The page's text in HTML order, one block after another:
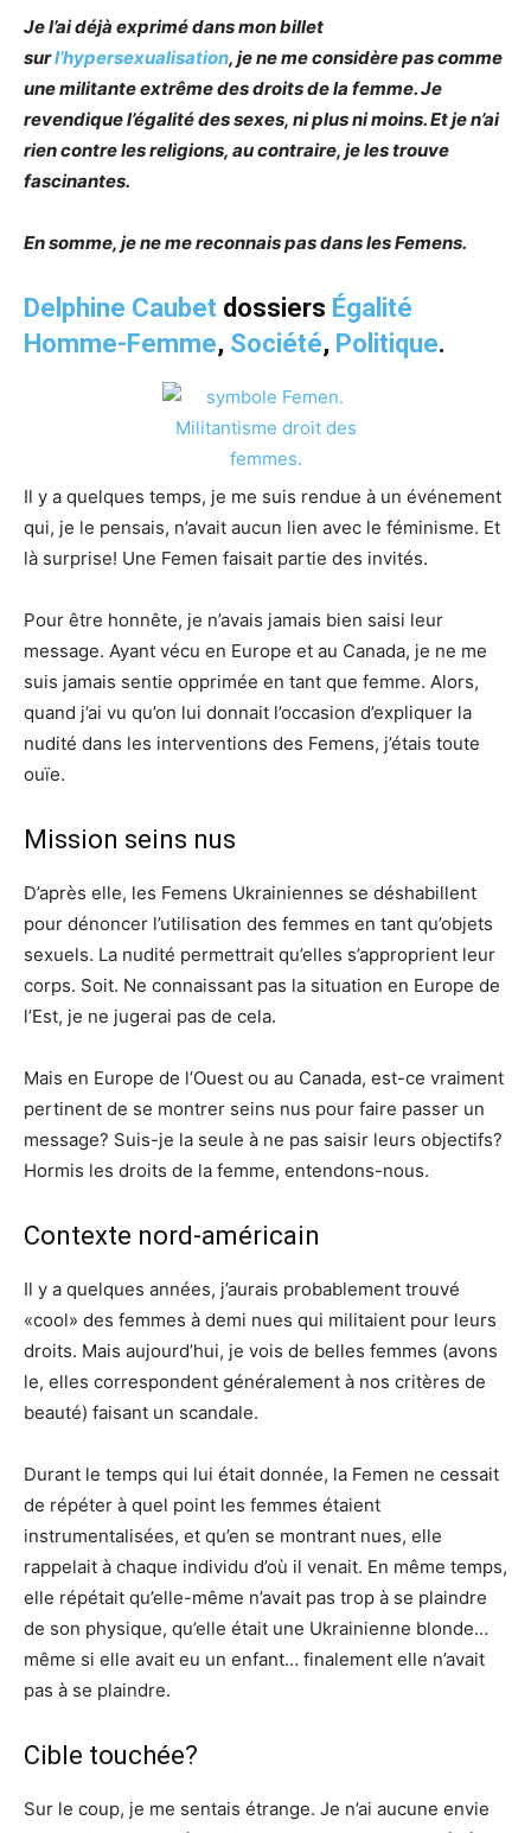
Je l’ai déjà exprimé dans mon billet
surl’hypersexualisation, je ne me considère pas comme
une militante extrême des droits de la femme. Je
revendique l’égalité des sexes, ni plus ni moins. Et je n’ai
rien contre les religions, au contraire, je les trouve
fascinantes.
En somme, je ne me reconnais pas dans les Femens.
Delphine Caubet dossiers Égalité
Homme-Femme, Société, Politique.
Il y a quelques temps, je me suis rendue à un événement
qui, je le pensais, n’avait aucun lien avec le féminisme. Et
là surprise! Une Femen faisait partie des invités.
Pour être honnête, je n’avais jamais bien saisi leur
message. Ayant vécu en Europe et au Canada, je ne me
suis jamais sentie opprimée en tant que femme. Alors,
quand j’ai vu qu’on lui donnait l’occasion d’expliquer la
nudité dans les interventions des Femens, j’étais toute
ouïe.
Mission seins nus
D’après elle, les Femens Ukrainiennes se déshabillent
pour dénoncer l’utilisation des femmes en tant qu’objets
sexuels. La nudité permettrait qu’elles s’approprient leur
corps. Soit. Ne connaissant pas la situation en Europe de
l’Est, je ne jugerai pas de cela.
Mais en Europe de l’Ouest ou au Canada, est-ce vraiment
pertinent de se montrer seins nus pour faire passer un
message? Suis-je la seule à ne pas saisir leurs objectifs?
Hormis les droits de la femme, entendons-nous.
Contexte nord-américain
Il y a quelques années, j’aurais probablement trouvé
«cool» des femmes à demi nues qui militaient pour leurs
droits. Mais aujourd’hui, je vois de belles femmes (avons
le, elles correspondent généralement à nos critères de
beauté) faisant un scandale.
Durant le temps qui lui était donnée, la Femen ne cessait
de répéter à quel point les femmes étaient
instrumentalisées, et qu’en se montrant nues, elle
rappelait à chaque individu d’où il venait. En même temps,
elle répétait qu’elle-même n’avait pas trop à se plaindre
de son physique, qu’elle était une Ukrainienne blonde…
même si elle avait eu un enfant… finalement elle n’avait
pas à se plaindre.
Cible touchée?
Sur le coup, je me sentais étrange. Je n’ai aucune envie